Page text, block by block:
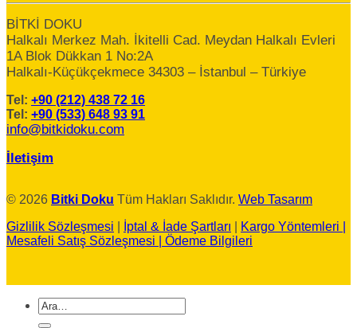
BİTKİ DOKU
Halkalı Merkez Mah. İkitelli Cad. Meydan Halkalı Evleri
1A Blok Dükkan 1 No:2A
Halkalı-Küçükçekmece 34303 – İstanbul – Türkiye
Tel: +90 (212) 438 72 16
Tel: +90 (533) 648 93 91
info@bitkidoku.com
İletişim
© 2026 Bitki Doku Tüm Hakları Saklıdır. Web Tasarım
Gizlilik Sözleşmesi
İptal & İade Şartları
Kargo Yöntemleri |
Mesafeli Satış Sözleşmesi
Ödeme Bilgileri
Ara: